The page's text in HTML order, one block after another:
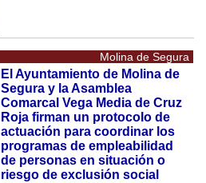
Molina de Segura
El Ayuntamiento de Molina de
Segura y la Asamblea
Comarcal Vega Media de Cruz
Roja firman un protocolo de
actuación para coordinar los
programas de empleabilidad
de personas en situación o
riesgo de exclusión social